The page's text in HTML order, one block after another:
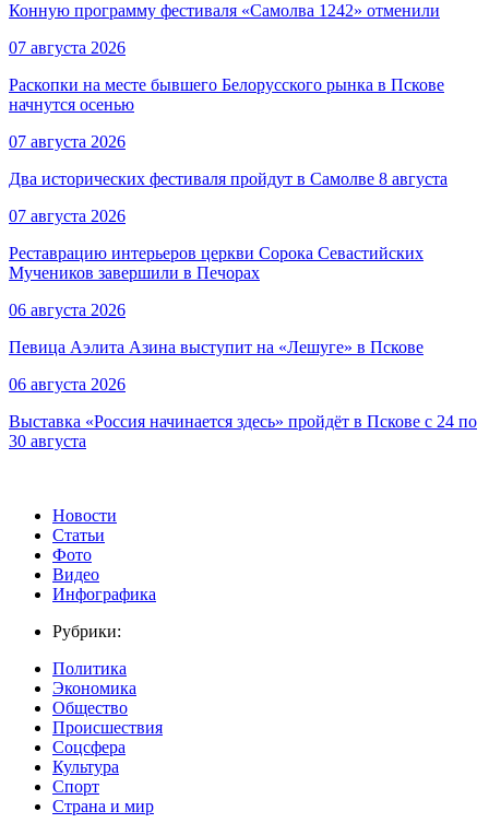
Конную программу фестиваля «Самолва 1242» отменили
07 августа 2026
Раскопки на месте бывшего Белорусского рынка в Пскове
начнутся осенью
07 августа 2026
Два исторических фестиваля пройдут в Самолве 8 августа
07 августа 2026
Реставрацию интерьеров церкви Сорока Севастийских
Мучеников завершили в Печорах
06 августа 2026
Певица Аэлита Азина выступит на «Лешуге» в Пскове
06 августа 2026
Выставка «Россия начинается здесь» пройдёт в Пскове с 24 по
30 августа
Новости
Статьи
Фото
Видео
Инфографика
Рубрики:
Политика
Экономика
Общество
Происшествия
Соцсфера
Культура
Спорт
Страна и мир